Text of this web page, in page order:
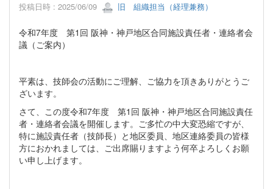
投稿日時 : 2025/06/09 旧 組織担当（経理兼務）
令和7年度 第1回 阪神・神戸地区合同施設責任者・連絡者会
議（ご案内）
平素は、技師会の活動にご理解、ご協力を頂きありがとうご
ざいます。
さて、この度令和7年度 第1回 阪神・神戸地区合同施設責任
者・連絡者会議を開催します。ご多忙の中大変恐縮ですが、
特に施設責任者（技師長）と地区委員、地区連絡委員の皆様
方におかれましては、ご出席賜りますよう何卒よろしくお願
い申し上げます。